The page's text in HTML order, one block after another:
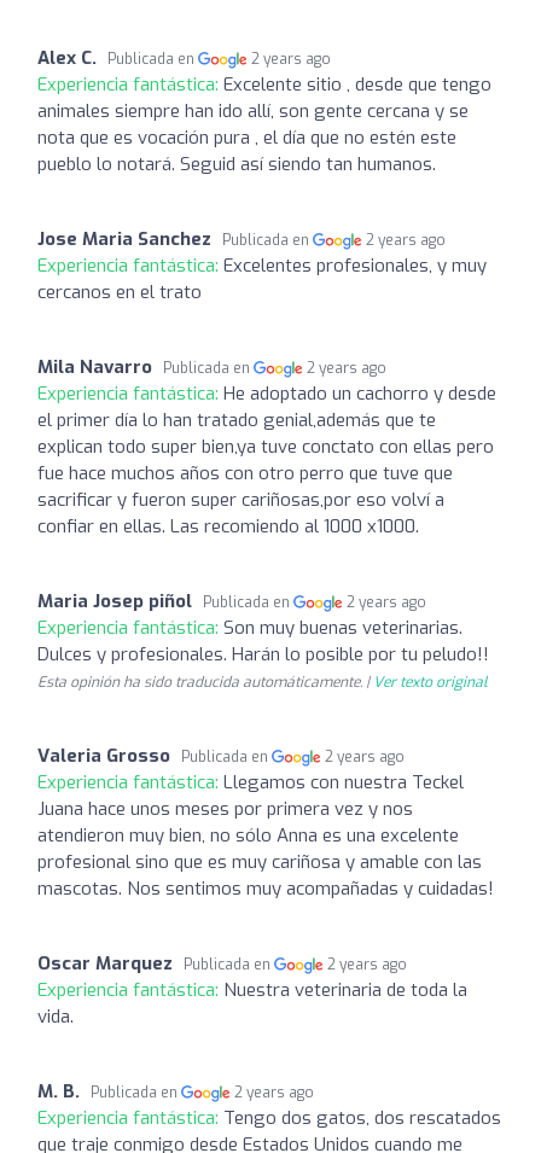
Alex C. Publicada en 2 years ago
Experiencia fantástica: Excelente sitio , desde que tengo
animales siempre han ido allí, son gente cercana y se
nota que es vocación pura , el día que no estén este
pueblo lo notará. Seguid así siendo tan humanos.
Jose Maria Sanchez Publicada en 2 years ago
Experiencia fantástica: Excelentes profesionales, y muy
cercanos en el trato
Mila Navarro Publicada en 2 years ago
Experiencia fantástica: He adoptado un cachorro y desde
el primer día lo han tratado genial,además que te
explican todo super bien,ya tuve conctato con ellas pero
fue hace muchos años con otro perro que tuve que
sacrificar y fueron super cariñosas,por eso volví a
confiar en ellas. Las recomiendo al 1000 x1000.
Maria Josep piñol Publicada en 2 years ago
Experiencia fantástica: Son muy buenas veterinarias.
Dulces y profesionales. Harán lo posible por tu peludo!!
Esta opinión ha sido traducida automáticamente. | Ver texto original
Valeria Grosso Publicada en 2 years ago
Experiencia fantástica: Llegamos con nuestra Teckel
Juana hace unos meses por primera vez y nos
atendieron muy bien, no sólo Anna es una excelente
profesional sino que es muy cariñosa y amable con las
mascotas. Nos sentimos muy acompañadas y cuidadas!
Oscar Marquez Publicada en 2 years ago
Experiencia fantástica: Nuestra veterinaria de toda la
vida.
M. B. Publicada en 2 years ago
Experiencia fantástica: Tengo dos gatos, dos rescatados
que traje conmigo desde Estados Unidos cuando me